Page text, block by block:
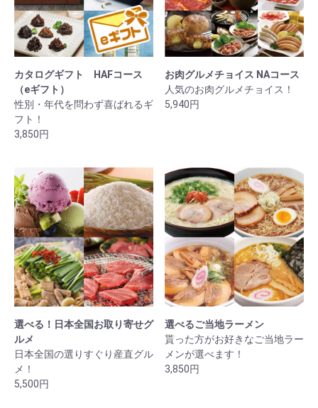
カタログギフト HAFコース
（eギフト）
性別・年代を問わず喜ばれるギ
フト！
3,850円
お肉グルメチョイス NAコース
人気のお肉グルメチョイス！
5,940円
選べる！日本全国お取り寄せグ
ルメ
日本全国の選りすぐり産直グル
メ！
5,500円
選べるご当地ラーメン
貰った方がお好きなご当地ラー
メンが選べます！
3,850円